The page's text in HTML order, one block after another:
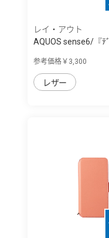
レイ・アウト
AQUOS sense6/『ﾃ
参考価格￥3,300
レザー